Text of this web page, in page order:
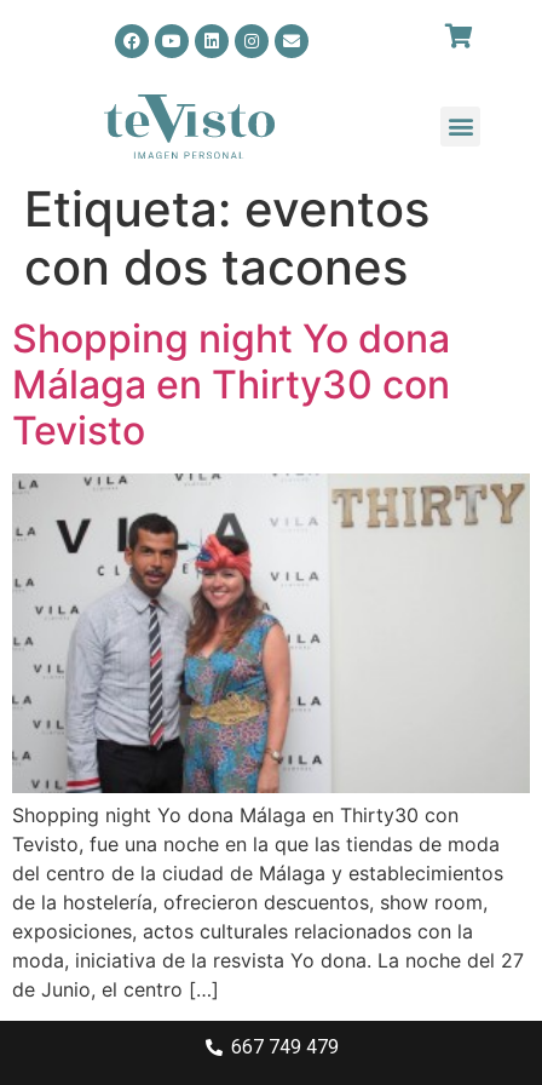
Etiqueta: eventos
con dos tacones
Shopping night Yo dona
Málaga en Thirty30 con
Tevisto
Shopping night Yo dona Málaga en Thirty30 con
Tevisto, fue una noche en la que las tiendas de moda
del centro de la ciudad de Málaga y establecimientos
de la hostelería, ofrecieron descuentos, show room,
exposiciones, actos culturales relacionados con la
moda, iniciativa de la resvista Yo dona. La noche del 27
de Junio, el centro […]
667 749 479